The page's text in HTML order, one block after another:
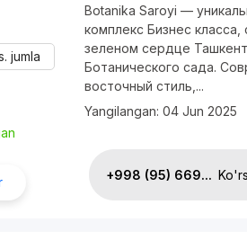
jumla
Botanika Saroyi —
комплекс Бизнес класса,
зеленом сердце
Ботанического сада.
восточный стиль,...
Yangilangan: 04 Jun 2025
+998 (95) 669...